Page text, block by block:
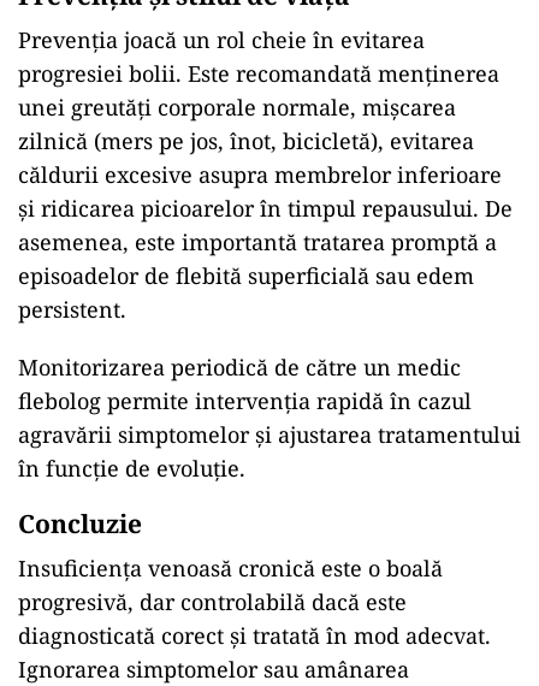
Prevenția joacă un rol cheie în evitarea
progresiei bolii. Este recomandată menținerea
unei greutăți corporale normale, mișcarea
zilnică (mers pe jos, înot, bicicletă), evitarea
căldurii excesive asupra membrelor inferioare
și ridicarea picioarelor în timpul repausului. De
asemenea, este importantă tratarea promptă a
episoadelor de flebită superficială sau edem
persistent.
Monitorizarea periodică de către un medic
flebolog permite intervenția rapidă în cazul
agravării simptomelor și ajustarea tratamentului
în funcție de evoluție.
Concluzie
Insuficiența venoasă cronică este o boală
progresivă, dar controlabilă dacă este
diagnosticată corect și tratată în mod adecvat.
Ignorarea simptomelor sau amânarea